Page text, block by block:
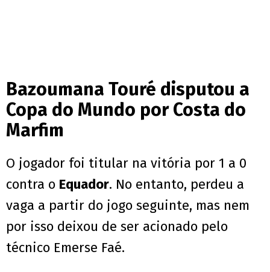
Bazoumana Touré disputou a
Copa do Mundo por Costa do
Marfim
O jogador foi titular na vitória por 1 a 0
contra o Equador. No entanto, perdeu a
vaga a partir do jogo seguinte, mas nem
por isso deixou de ser acionado pelo
técnico Emerse Faé.